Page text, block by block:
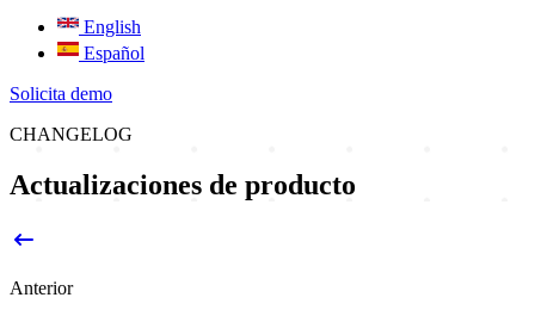
English
Español
Solicita demo
CHANGELOG
Actualizaciones de producto
Anterior